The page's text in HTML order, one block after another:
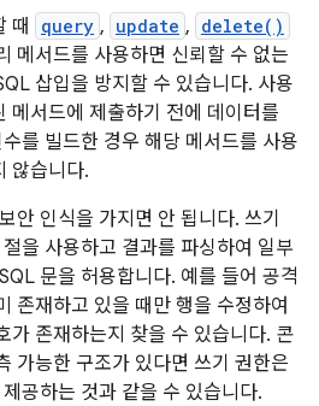
때 query , update , delete()
메서드를 사용하면 신뢰할 수 없는
삽입을 방지할 수 있습니다. 사용
메서드에 제출하기 전에 데이터를
수를 빌드한 경우 해당 메서드를 사용
않습니다.
안 인식을 가지면 안 됩니다. 쓰기
절을 사용하고 결과를 파싱하여 일부
문을 허용합니다. 예를 들어 공격
존재하고 있을 때만 행을 수정하여
가 존재하는지 찾을 수 있습니다. 콘
가능한 구조가 있다면 쓰기 권한은
공하는 것과 같을 수 있습니다.